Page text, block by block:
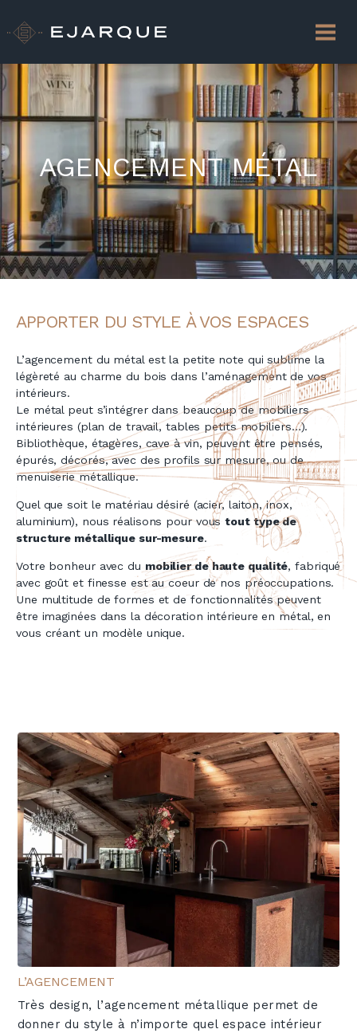
AGENCEMENT MÉTAL
APPORTER DU STYLE À VOS ESPACES
L’agencement du métal est la petite note qui sublime la
légèreté au charme du bois dans l’aménagement de vos
intérieurs.
Le métal peut s’intégrer dans beaucoup de mobiliers
intérieures (plan de travail, tables petits mobiliers…).
Bibliothèque, étagères, cave à vin, peuvent être pensés,
épurés, décorés, avec des profils sur mesure, ou de
menuiserie métallique.
Quel que soit le matériau désiré (acier, laiton, inox,
aluminium), nous réalisons pour voustout type de
structure métallique sur-mesure.
Votre bonheur avec du mobilier de haute qualité, fabriqué
avec goût et finesse est au coeur de nos préoccupations.
Une multitude de formes et de fonctionnalités peuvent
être imaginées dans la décoration intérieure en métal, en
vous créant un modèle unique.
L’AGENCEMENT
Très design, l’agencement métallique permet de
donner du style à n’importe quel espace intérieur